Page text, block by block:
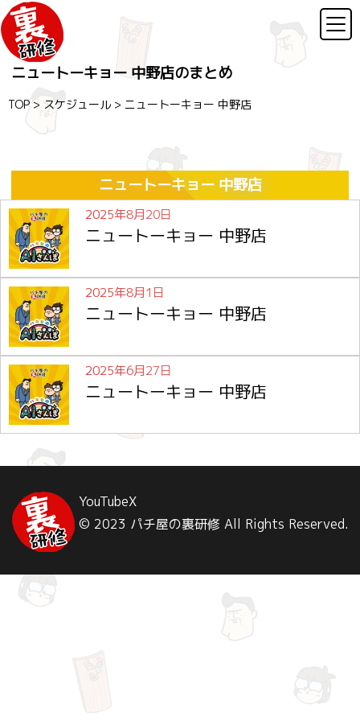
ニュートーキョー 中野店のまとめ
TOP > スケジュール > ニュートーキョー 中野店
ニュートーキョー 中野店
2025年8月20日
ニュートーキョー 中野店
2025年8月1日
ニュートーキョー 中野店
2025年6月27日
ニュートーキョー 中野店
YouTubeX
© 2023 パチ屋の裏研修 All Rights Reserved.